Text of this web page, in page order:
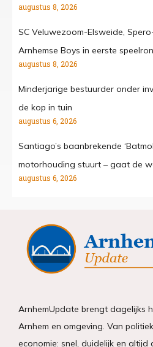
augustus 8, 2026
SC Veluwezoom-Elsweide,
Arnhemse Boys in eerste
augustus 8, 2026
Minderjarige bestuurder onder
de kop in tuin
augustus 6, 2026
Santiago’s baanbrekende
motorhouding stuurt – gaat de
augustus 6, 2026
ArnhemUpdate brengt dagelijks
Arnhem en omgeving. Van
economie: snel, duidelijk en altijd